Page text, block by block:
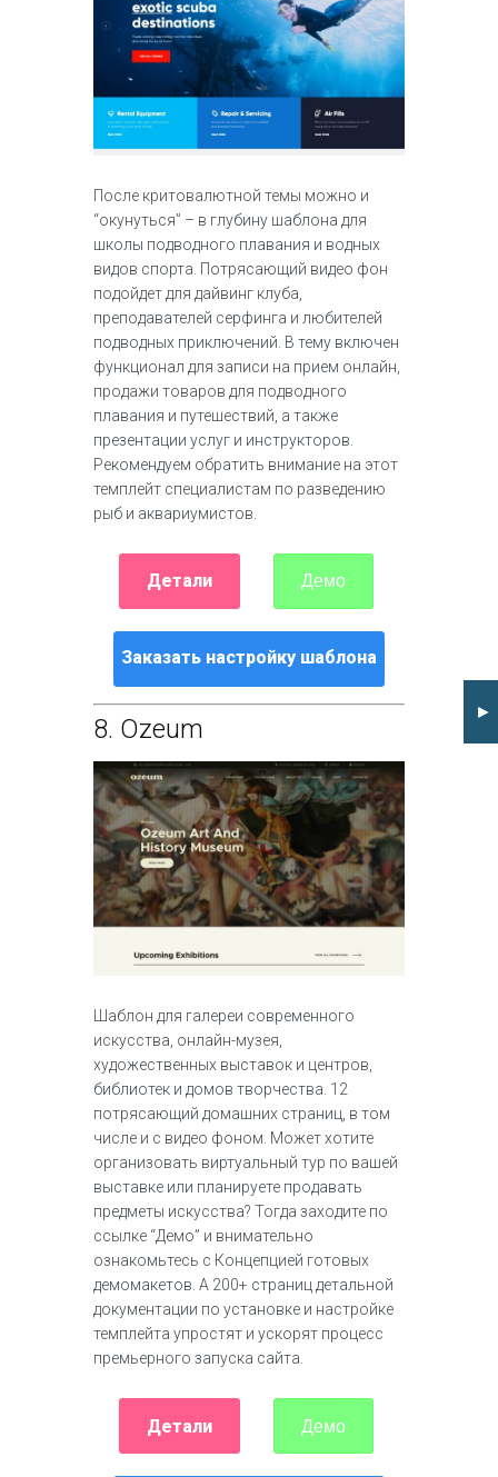
После критовалютной темы можно и
“окунуться” – в глубину шаблона для
школы подводного плавания и водных
видов спорта. Потрясающий видео фон
подойдет для дайвинг клуба,
преподавателей серфинга и любителей
подводных приключений. В тему включен
функционал для записи на прием онлайн,
продажи товаров для подводного
плавания и путешествий, а также
презентации услуг и инструкторов.
Рекомендуем обратить внимание на этот
темплейт специалистам по разведению
рыб и аквариумистов.
Детали Демо
Заказать настройку шаблона
8. Ozeum
Шаблон для галереи современного
искусства, онлайн-музея,
художественных выставок и центров,
библиотек и домов творчества. 12
потрясающий домашних страниц, в том
числе и с видео фоном. Может хотите
организовать виртуальный тур по вашей
выставке или планируете продавать
предметы искусства? Тогда заходите по
ссылке “Демо” и внимательно
ознакомьтесь с Концепцией готовых
демомакетов. А 200+ страниц детальной
документации по установке и настройке
темплейта упростят и ускорят процесс
премьерного запуска сайта.
Детали Демо
►